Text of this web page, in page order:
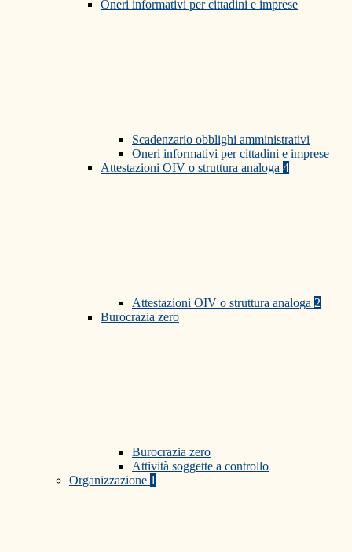
Oneri informativi per cittadini e imprese
Scadenzario obblighi amministrativi
Oneri informativi per cittadini e imprese
Attestazioni OIV o struttura analoga 4
Attestazioni OIV o struttura analoga 2
Burocrazia zero
Burocrazia zero
Attività soggette a controllo
Organizzazione 1